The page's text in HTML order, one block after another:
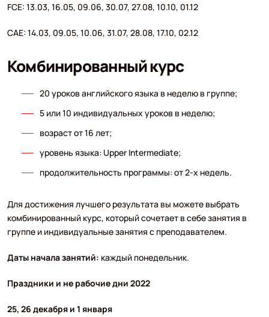
FCE: 13.03, 16.05, 09.06, 30.07, 27.08, 10.10, 01.12
CAE: 14.03, 09.05, 10.06, 31.07, 28.08, 17.10, 02.12
Комбинированный курс
20 уроков английского языка в неделю в группе;
5 или 10 индивидуальных уроков в неделю;
возраст от 16 лет;
уровень языка: Upper Intermediate;
продолжительность программы: от 2-х недель.
Для достижения лучшего результата вы можете выбрать
комбинированный курс, который сочетает в себе занятия в
группе и индивидуальные занятия с преподавателем.
Даты начала занятий: каждый понедельник.
Праздники и не рабочие дни 2022
25, 26 декабря и 1 января